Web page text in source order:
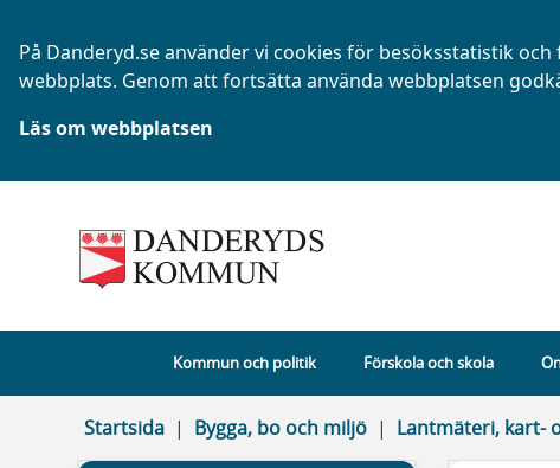
På Danderyd.se använder vi cookies för besöksstatistik
webbplats. Genom att fortsätta använda webbplatsen
Läs om webbplatsen
Kommun och politik Förskola och skola
Startsida Bygga, bo och miljö Lantmäteri, kart-